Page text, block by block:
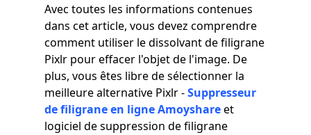
Avec toutes les informations contenues
dans cet article, vous devez comprendre
comment utiliser le dissolvant de filigrane
Pixlr pour effacer l'objet de l'image. De
plus, vous êtes libre de sélectionner la
meilleure alternative Pixlr -Suppresseur
de filigrane en ligne Amoyshareet
logiciel de suppression de filigrane